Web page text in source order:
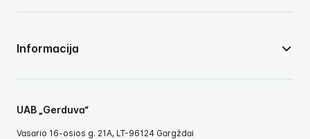
UAB „Gerduva“
Vasario 16-osios g. 21A, LT-96124 Gargždai
Informacija